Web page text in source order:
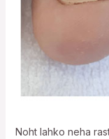
Noht lahko neha